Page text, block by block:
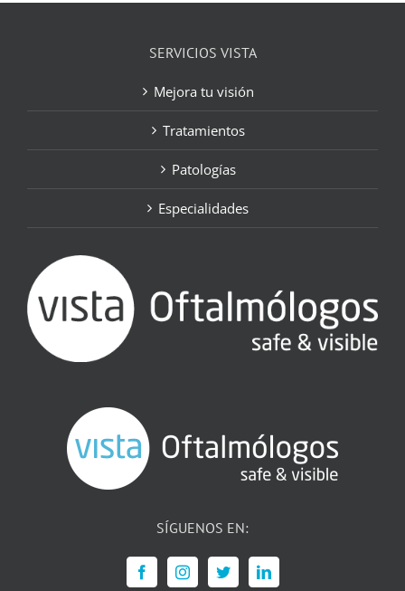
SERVICIOS VISTA
Mejora tu visión
Tratamientos
Patologías
Especialidades
SÍGUENOS EN: